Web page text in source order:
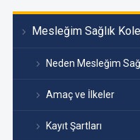
Mesleğim Sağlık
Neden Mesleğim
Amaç ve İlkeler
Kayıt Şartları